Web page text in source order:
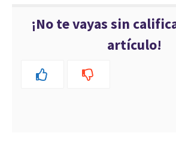
¡No te vayas sin
artículo!